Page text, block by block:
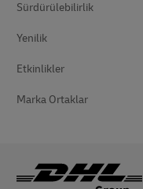
Sürdürülebilirlik
Yenilik
Etkinlikler
Marka Ortaklar